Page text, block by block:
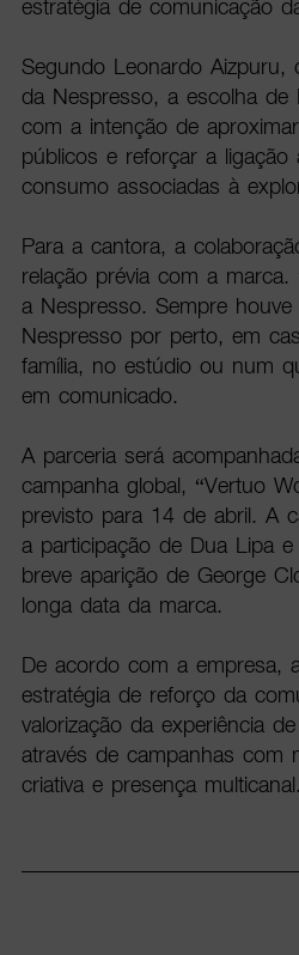
estratégia de comunicação
Segundo Leonardo Aizpuru,
da Nespresso, a escolha de
com a intenção de
públicos e reforçar a ligação
consumo associadas à
Para a cantora, a
relação prévia com a
a Nespresso. Sempre
Nespresso por perto, em
família, no estúdio ou num
em comunicado.
A parceria será
campanha global, “Vertuo
previsto para 14 de abril. A
a participação de Dua Lipa
breve aparição de George
longa data da marca.
De acordo com a empresa,
estratégia de reforço da
valorização da experiência
através de campanhas com
criativa e presença multicanal.